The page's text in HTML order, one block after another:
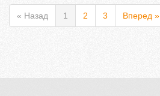
« Назад 1 2 3 Вперед »